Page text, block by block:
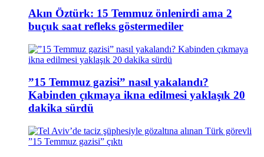
Akın Öztürk: 15 Temmuz önlenirdi ama 2
buçuk saat refleks göstermediler
”15 Temmuz gazisi” nasıl yakalandı?
Kabinden çıkmaya ikna edilmesi yaklaşık 20
dakika sürdü